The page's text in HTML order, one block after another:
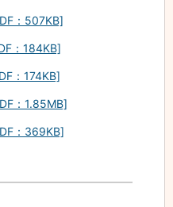
：507KB]
：184KB]
：174KB]
：1.85MB]
：369KB]